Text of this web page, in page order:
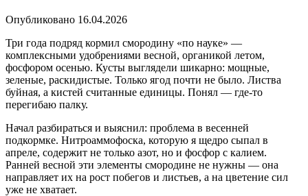
Опубликовано 16.04.2026
Три года подряд кормил смородину «по науке» —
комплексными удобрениями весной, органикой летом,
фосфором осенью. Кусты выглядели шикарно: мощные,
зеленые, раскидистые. Только ягод почти не было. Листва
буйная, а кистей считанные единицы. Понял — где-то
перегибаю палку.
Начал разбираться и выяснил: проблема в весенней
подкормке. Нитроаммофоска, которую я щедро сыпал в
апреле, содержит не только азот, но и фосфор с калием.
Ранней весной эти элементы смородине не нужны — она
направляет их на рост побегов и листьев, а на цветение сил
уже не хватает.